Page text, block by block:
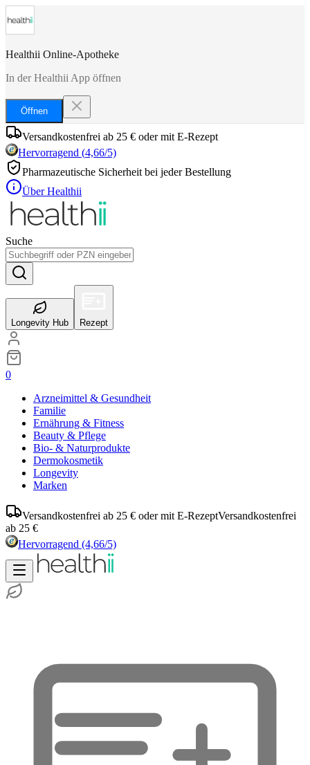
Healthii Online-Apotheke
In der Healthii App öffnen
Öffnen
Versandkostenfrei ab 25 € oder mit E-Rezept
Hervorragend (4,66/5)
Pharmazeutische Sicherheit bei jeder Bestellung
Über Healthii
Suche
Longevity Hub Rezept
0
Arzneimittel & Gesundheit
Familie
Ernährung & Fitness
Beauty & Pflege
Bio- & Naturprodukte
Dermokosmetik
Longevity
Marken
Versandkostenfrei ab 25 € oder mit E-RezeptVersandkostenfrei
ab 25 €
Hervorragend (4,66/5)